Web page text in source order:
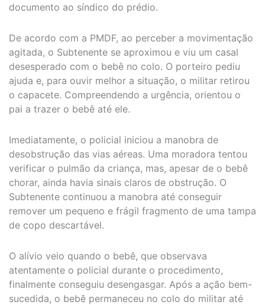
documento ao síndico do prédio.
De acordo com a PMDF, ao perceber a movimentação
agitada, o Subtenente se aproximou e viu um casal
desesperado com o bebê no colo. O porteiro pediu
ajuda e, para ouvir melhor a situação, o militar retirou
o capacete. Compreendendo a urgência, orientou o
pai a trazer o bebê até ele.
Imediatamente, o policial iniciou a manobra de
desobstrução das vias aéreas. Uma moradora tentou
verificar o pulmão da criança, mas, apesar de o bebê
chorar, ainda havia sinais claros de obstrução. O
Subtenente continuou a manobra até conseguir
remover um pequeno e frágil fragmento de uma tampa
de copo descartável.
O alívio veio quando o bebê, que observava
atentamente o policial durante o procedimento,
finalmente conseguiu desengasgar. Após a ação bem-
sucedida, o bebê permaneceu no colo do militar até